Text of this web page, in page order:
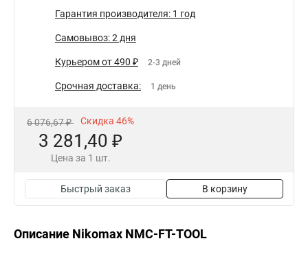
Гарантия производителя: 1 год
Самовывоз: 2 дня
Курьером от 490 ₽ 2-3 дней
Срочная доставка: 1 день
6 076,67 ₽ Скидка 46%
3 281,40 ₽
Цена за 1 шт.
Быстрый заказ В корзину
Описание Nikomax NMC-FT-TOOL